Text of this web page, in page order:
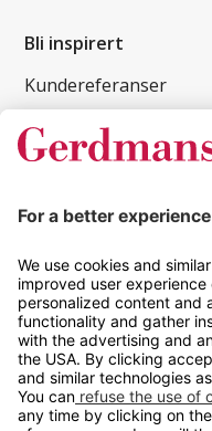
Bli inspirert
Kundereferanser
Magasin
Tips og guider
Kontakt
info@gerdmans.no
67 80 56 20
Åpningstid
Hverdager 08:00-16:00